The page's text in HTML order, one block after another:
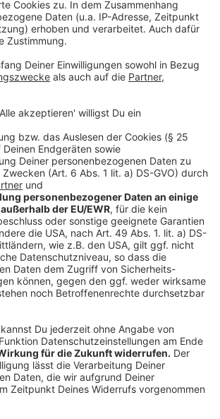
mit BSW-Chefin Sahra
Sahra Wagenknecht kurz vor der
eine Karte, da ein Scheitern ihrer
ihre politische
bedeuten würde. Im Gespräch
sagte sie uns: "Wenn wir nicht in
wäre ich politisch kein
Interview
mit FDP-Spitzenkandidat